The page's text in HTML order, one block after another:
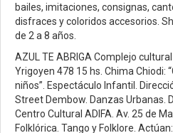
bailes, imitaciones, consignas,
disfraces y coloridos accesorios.
de 2 a 8 años.
AZUL TE ABRIGA Complejo
Yrigoyen 478 15 hs. Chima Chiodi:
niños”. Espectáculo Infantil.
Street Dembow. Danzas Urbanas.
Centro Cultural ADIFA. Av. 25 de
Folklórica. Tango y Folklore.